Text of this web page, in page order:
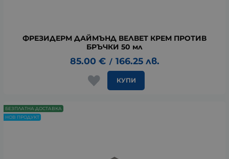
ФРЕЗИДЕРМ ДАЙМЪНД ВЕЛВЕТ КРЕМ ПРОТИВ
БРЪЧКИ 50 мл
85.00 € / 166.25 лв.
КУПИ
БЕЗПЛАТНА ДОСТАВКА
НОВ ПРОДУКТ